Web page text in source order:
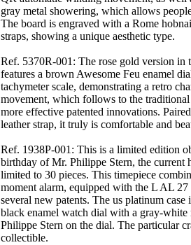
gray metal showering, which allows
The board is engraved with a Rome
straps, showing a unique aesthetic type.
Ref. 5370R-001: The rose gold version in
features a brown Awesome Feu enamel
tachymeter scale, demonstrating a retro
movement, which follows to the
more effective patented innovations.
leather strap, it truly is comfortable and
Ref. 1938P-001: This is a limited edition
birthday of Mr. Philippe Stern, the current
limited to 30 pieces. This timepiece
moment alarm, equipped with the L AL
several new patents. The us platinum
black enamel watch dial with a gray-
Philippe Stern on the dial. The particular
collectible.